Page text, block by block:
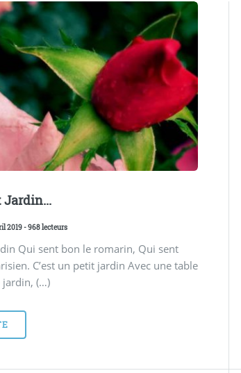
Jardin...
2019 - 968 lecteurs
Qui sent bon le romarin, Qui sent
C’est un petit jardin Avec une table
jardin, (…)